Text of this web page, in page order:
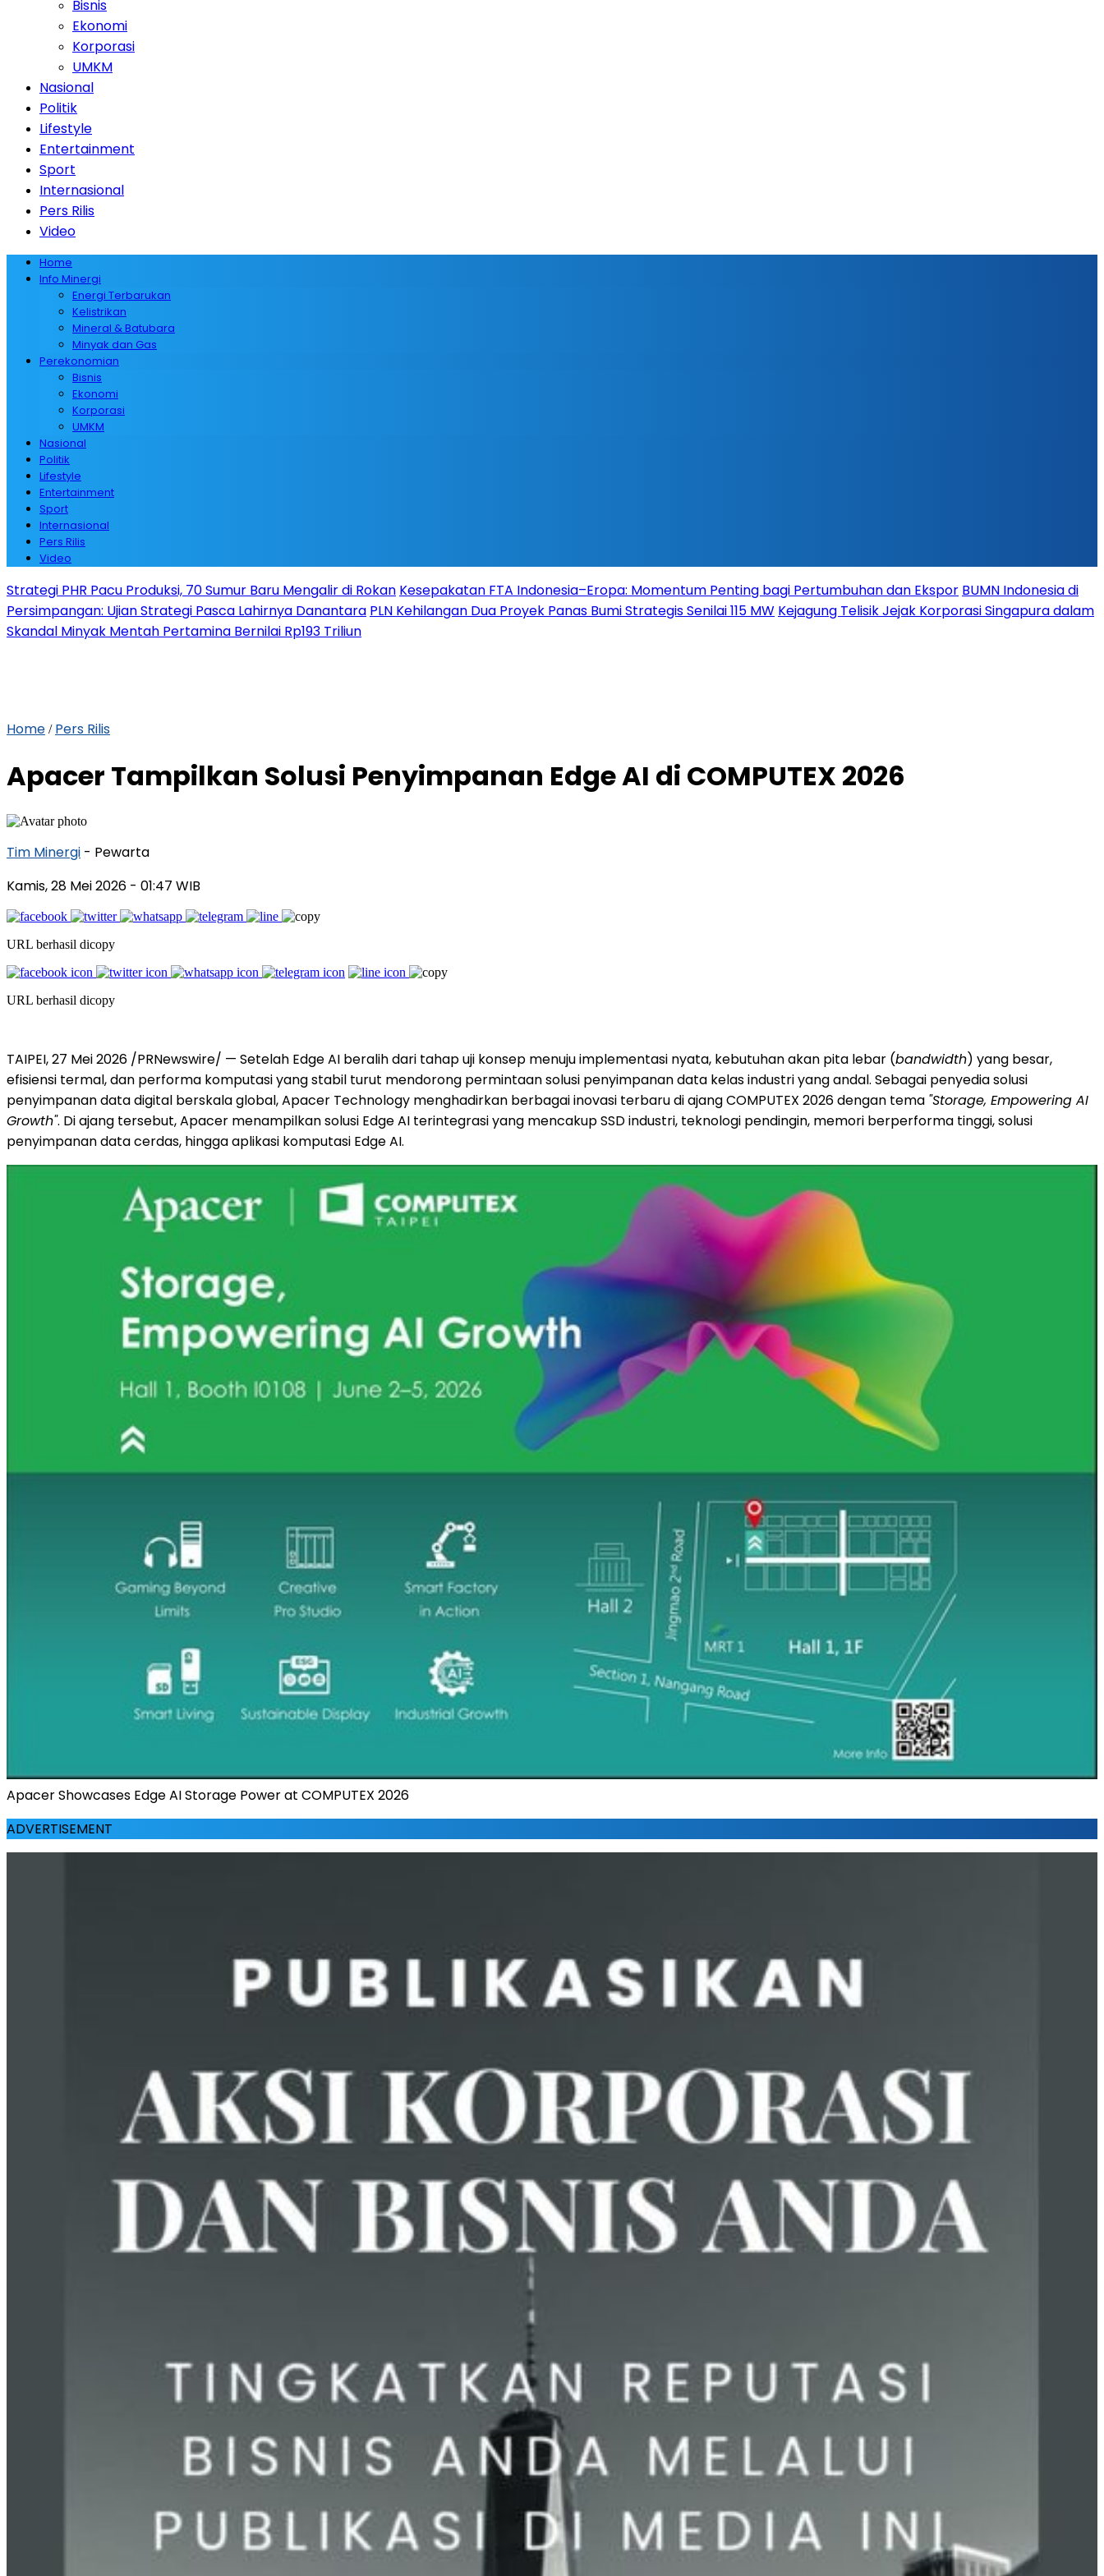
Bisnis
Ekonomi
Korporasi
UMKM
Nasional
Politik
Lifestyle
Entertainment
Sport
Internasional
Pers Rilis
Video
Home
Info Minergi
Energi Terbarukan
Kelistrikan
Mineral & Batubara
Minyak dan Gas
Perekonomian
Bisnis
Ekonomi
Korporasi
UMKM
Nasional
Politik
Lifestyle
Entertainment
Sport
Internasional
Pers Rilis
Video
Strategi PHR Pacu Produksi, 70 Sumur Baru Mengalir di Rokan Kesepakatan FTA Indonesia–Eropa: Momentum Penting bagi Pertumbuhan dan Ekspor BUMN Indonesia di
Persimpangan: Ujian Strategi Pasca Lahirnya Danantara PLN Kehilangan Dua Proyek Panas Bumi Strategis Senilai 115 MW Kejagung Telisik Jejak Korporasi Singapura dalam
Skandal Minyak Mentah Pertamina Bernilai Rp193 Triliun
Home / Pers Rilis
Apacer Tampilkan Solusi Penyimpanan Edge AI di COMPUTEX 2026
Tim Minergi - Pewarta
Kamis, 28 Mei 2026 - 01:47 WIB
URL berhasil dicopy
URL berhasil dicopy
TAIPEI, 27 Mei 2026 /PRNewswire/ — Setelah Edge AI beralih dari tahap uji konsep menuju implementasi nyata, kebutuhan akan pita lebar (bandwidth) yang besar,
efisiensi termal, dan performa komputasi yang stabil turut mendorong permintaan solusi penyimpanan data kelas industri yang andal. Sebagai penyedia solusi
penyimpanan data digital berskala global, Apacer Technology menghadirkan berbagai inovasi terbaru di ajang COMPUTEX 2026 dengan tema "Storage, Empowering AI
Growth". Di ajang tersebut, Apacer menampilkan solusi Edge AI terintegrasi yang mencakup SSD industri, teknologi pendingin, memori berperforma tinggi, solusi
penyimpanan data cerdas, hingga aplikasi komputasi Edge AI.
Apacer Showcases Edge AI Storage Power at COMPUTEX 2026
ADVERTISEMENT